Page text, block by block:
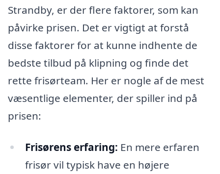
Strandby, er der flere faktorer, som kan
påvirke prisen. Det er vigtigt at forstå
disse faktorer for at kunne indhente de
bedste tilbud på klipning og finde det
rette frisørteam. Her er nogle af de mest
væsentlige elementer, der spiller ind på
prisen:
Frisørens erfaring: En mere erfaren
frisør vil typisk have en højere